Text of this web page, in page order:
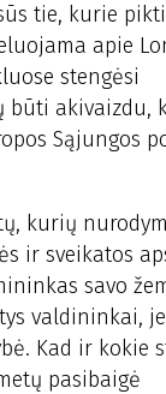
tie, kurie
apie
stengėsi
akivaizdu,
Sąjungos
kurių
ir sveikatos
savo
valdininkai,
Kad ir kokie
pasibaigė